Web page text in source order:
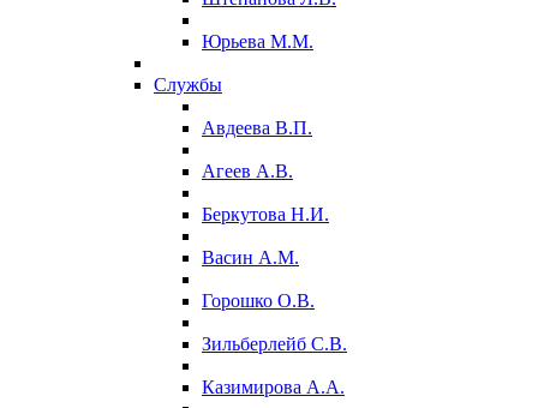
Юрьева М.М.
Службы
Авдеева В.П.
Агеев А.В.
Беркутова Н.И.
Васин А.М.
Горошко О.В.
Зильберлейб С.В.
Казимирова А.А.